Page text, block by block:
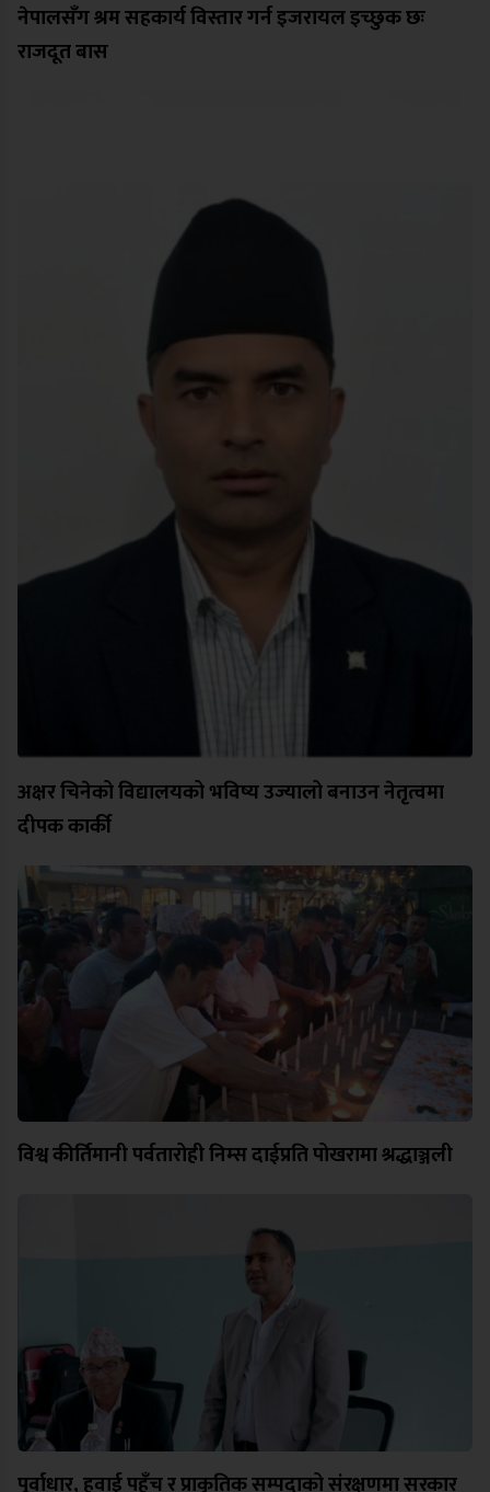
नेपालसँग श्रम सहकार्य विस्तार गर्न इजरायल इच्छुक छः
राजदूत बास
अक्षर चिनेको विद्यालयको भविष्य उज्यालो बनाउन नेतृत्वमा
दीपक कार्की
विश्व कीर्तिमानी पर्वतारोही निम्स दाईप्रति पोखरामा श्रद्धाञ्जली
पूर्वाधार, हवाई पहुँच र प्राकृतिक सम्पदाको संरक्षणमा सरकार